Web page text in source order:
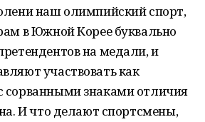
наш олимпийский спорт,
в Южной Корее буквально
на медали, и
участвовать как
сорванными знаками отличия
И что делают спортсмены,